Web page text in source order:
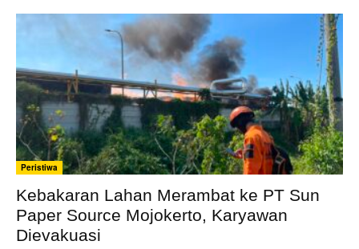
Peristiwa
Kebakaran Lahan Merambat ke PT Sun
Paper Source Mojokerto, Karyawan
Dievakuasi